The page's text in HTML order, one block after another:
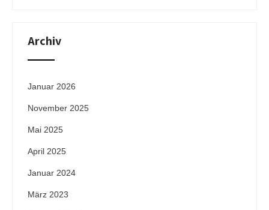
Archiv
Januar 2026
November 2025
Mai 2025
April 2025
Januar 2024
März 2023